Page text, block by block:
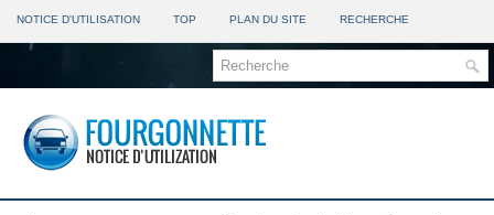
NOTICE D'UTILISATION TOP PLAN DU SITE RECHERCHE